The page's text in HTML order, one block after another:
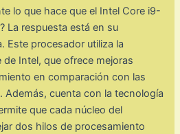
lo que hace que el Intel Core i9-
La respuesta está en su
Este procesador utiliza la
Intel, que ofrece mejoras
en comparación con las
Además, cuenta con la tecnología
que cada núcleo del
dos hilos de procesamiento